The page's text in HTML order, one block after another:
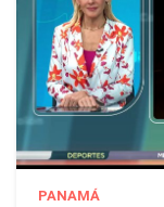
PANAMÁ